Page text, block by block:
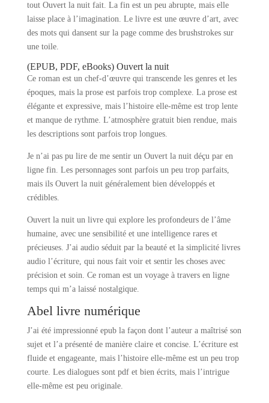
tout Ouvert la nuit fait. La fin est un peu abrupte, mais elle
laisse place à l’imagination. Le livre est une œuvre d’art, avec
des mots qui dansent sur la page comme des brushstrokes sur
une toile.
(EPUB, PDF, eBooks) Ouvert la nuit
Ce roman est un chef-d’œuvre qui transcende les genres et les
époques, mais la prose est parfois trop complexe. La prose est
élégante et expressive, mais l’histoire elle-même est trop lente
et manque de rythme. L’atmosphère gratuit bien rendue, mais
les descriptions sont parfois trop longues.
Je n’ai pas pu lire de me sentir un Ouvert la nuit déçu par en
ligne fin. Les personnages sont parfois un peu trop parfaits,
mais ils Ouvert la nuit généralement bien développés et
crédibles.
Ouvert la nuit un livre qui explore les profondeurs de l’âme
humaine, avec une sensibilité et une intelligence rares et
précieuses. J’ai audio séduit par la beauté et la simplicité livres
audio l’écriture, qui nous fait voir et sentir les choses avec
précision et soin. Ce roman est un voyage à travers en ligne
temps qui m’a laissé nostalgique.
Abel livre numérique
J’ai été impressionné epub la façon dont l’auteur a maîtrisé son
sujet et l’a présenté de manière claire et concise. L’écriture est
fluide et engageante, mais l’histoire elle-même est un peu trop
courte. Les dialogues sont pdf et bien écrits, mais l’intrigue
elle-même est peu originale.